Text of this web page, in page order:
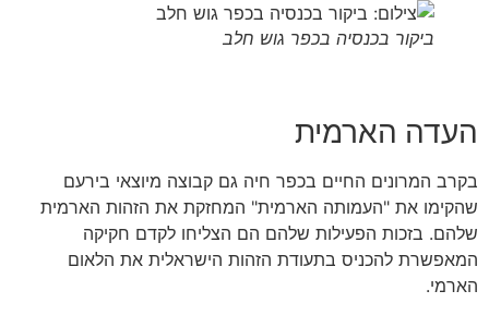
ביקור בכנסיה בכפר גוש חלב
העדה הארמית
בקרב המרונים החיים בכפר חיה גם קבוצה מיוצאי בירעם
שהקימו את "העמותה הארמית" המחזקת את הזהות הארמית
שלהם. בזכות הפעילות שלהם הם הצליחו לקדם חקיקה
המאפשרת להכניס בתעודת הזהות הישראלית את הלאום
הארמי.